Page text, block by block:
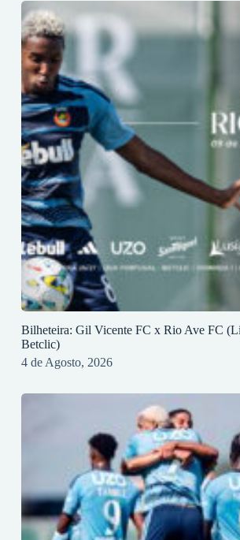
Bilheteira: Gil Vicente FC x Rio Ave FC
Betclic)
4 de Agosto, 2026